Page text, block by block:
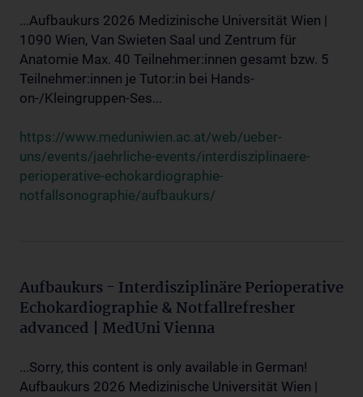
...Aufbaukurs 2026 Medizinische Universität Wien |
1090 Wien, Van Swieten Saal und Zentrum für
Anatomie Max. 40 Teilnehmer:innen gesamt bzw. 5
Teilnehmer:innen je Tutor:in bei Hands-
on-/Kleingruppen-Ses...
https://www.meduniwien.ac.at/web/ueber-
uns/events/jaehrliche-events/interdisziplinaere-
perioperative-echokardiographie-
notfallsonographie/aufbaukurs/
Aufbaukurs - Interdisziplinäre Perioperative
Echokardiographie & Notfallrefresher
advanced | MedUni Vienna
...Sorry, this content is only available in German!
Aufbaukurs 2026 Medizinische Universität Wien |